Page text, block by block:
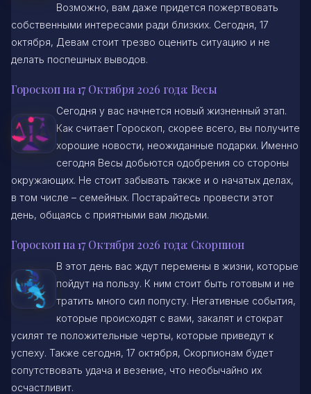
Возможно, вам даже придется пожертвовать
собственными интересами ради близких. Сегодня, 17
октября, Девам стоит трезво оценить ситуацию и не
делать поспешных выводов.
Гороскоп на 17 Октября 2026 года: Весы
Сегодня у вас начнется новый жизненный этап.
Как считает Гороскоп, скорее всего, вы получите
хорошие новости, неожиданные подарки. Именно
сегодня Весы добьются одобрения со стороны
окружающих. Не стоит забывать также и о начатых делах,
в том числе – семейных. Постарайтесь провести этот
день, общаясь с приятными вам людьми.
Гороскоп на 17 Октября 2026 года: Скорпион
В этот день вас ждут перемены в жизни, которые
пойдут на пользу. К ним стоит быть готовым и не
тратить много сил попусту. Негативные события,
которые происходят с вами, закалят и стократ
усилят те положительные черты, которые приведут к
успеху. Также сегодня, 17 октября, Скорпионам будет
сопутствовать удача и везение, что необычайно их
осчастливит.